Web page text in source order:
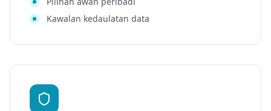
Kawalan kedaulatan data